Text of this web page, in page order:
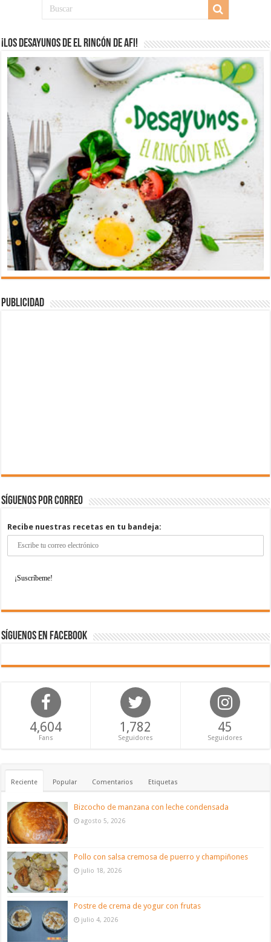
¡Los desayunos de El Rincón de Afi!
Publicidad
Síguenos por correo
Recibe nuestras recetas en tu bandeja:
Síguenos en Facebook
4,604
Fans
1,782
Seguidores
45
Seguidores
Reciente Popular Comentarios Etiquetas
Bizcocho de manzana con leche condensada
agosto 5, 2026
Pollo con salsa cremosa de puerro y champiñones
julio 18, 2026
Postre de crema de yogur con frutas
julio 4, 2026